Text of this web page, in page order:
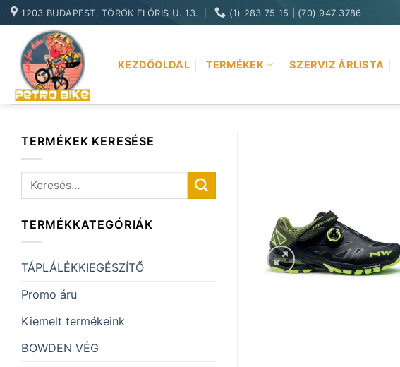
Skip
to
content
1203 BUDAPEST, TÖRÖK FLÓRIS U. 13. (1) 283 75 15 | (70) 947 3786
KEZDŐOLDAL TERMÉKEK SZERVIZ ÁRLISTA
TERMÉKEK KERESÉSE
Keresés
TERMÉKKATEGÓRIÁK
TÁPLÁLÉKKIEGÉSZÍTŐ
Promo áru
Kiemelt termékeink
BOWDEN VÉG